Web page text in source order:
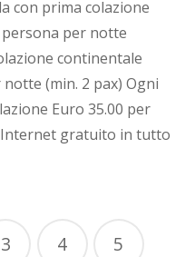
con prima colazione
per notte
continentale
(min. 2 pax) Ogni
Euro 35.00 per
gratuito in tutto
3 4 5